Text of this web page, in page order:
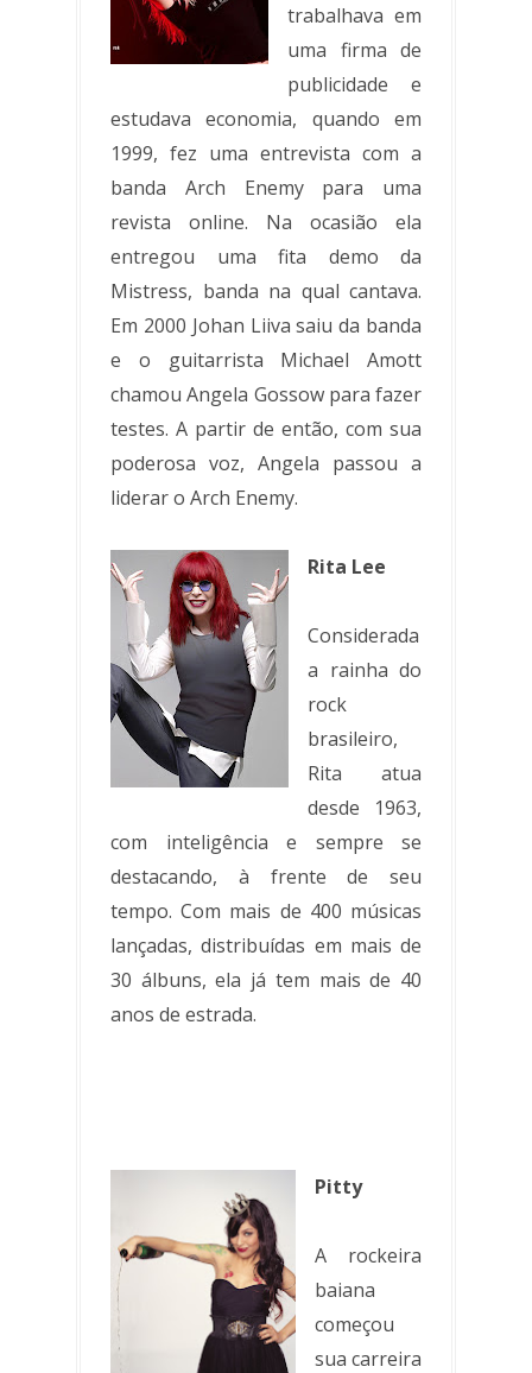
trabalhava em
uma firma de
publicidade e
estudava economia, quando em
1999, fez uma entrevista com a
banda Arch Enemy para uma
revista online. Na ocasião ela
entregou uma fita demo da
Mistress, banda na qual cantava.
Em 2000 Johan Liiva saiu da banda
e o guitarrista Michael Amott
chamou Angela Gossow para fazer
testes. A partir de então, com sua
poderosa voz, Angela passou a
liderar o Arch Enemy.
Rita Lee
Considerada
a rainha do
rock
brasileiro,
Rita atua
desde 1963,
com inteligência e sempre se
destacando, à frente de seu
tempo. Com mais de 400 músicas
lançadas, distribuídas em mais de
30 álbuns, ela já tem mais de 40
anos de estrada.
Pitty
A rockeira
baiana
começou
sua carreira